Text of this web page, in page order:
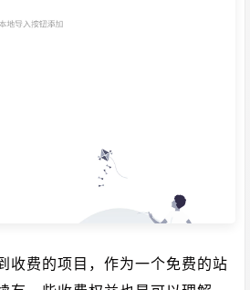
收费的项目，作为一个免费的站